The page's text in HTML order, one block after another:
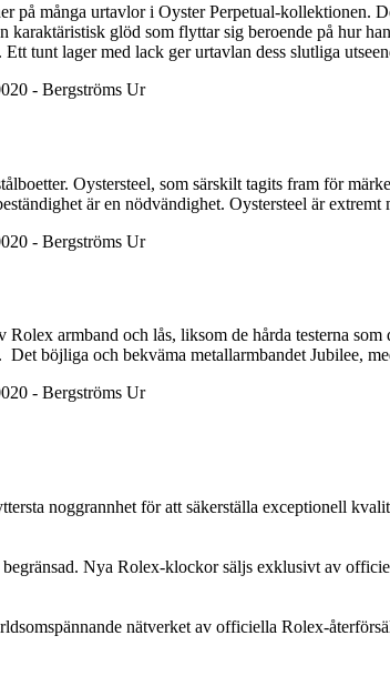
på många urtavlor i Oyster Perpetual-kollektionen.
karaktäristisk glöd som flyttar sig beroende på hur
tunt lager med lack ger urtavlan dess slutliga
Oystersteel, som särskilt tagits fram för
är en nödvändighet. Oystersteel är
armband och lås, liksom de hårda testerna
böjliga och bekväma metallarmbandet Jubilee,
noggrannhet för att säkerställa exceptionell
Nya Rolex-klockor säljs exklusivt av
nätverket av officiella Rolex-